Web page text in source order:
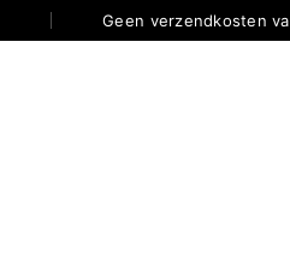
Geen verzendkosten